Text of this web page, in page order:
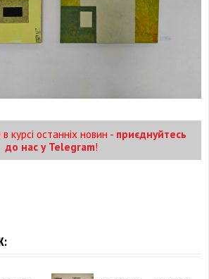
останніх новин - приєднуйтесь
до нас у Telegram!